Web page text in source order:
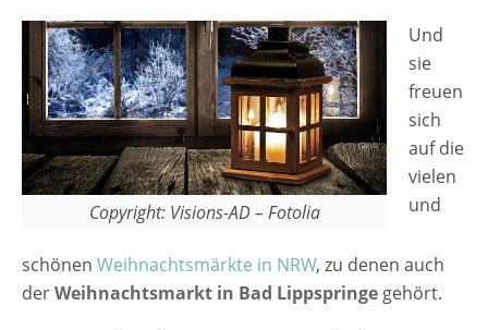
am 1. Advent stattfindet. Die Düfte nach
Glühwein und Spekulatius liegen über Markt
und begleiten die Besucher auf ihrem Weg
entlang der Buden und Stände. Ein
vielfältiges Angebot an Speisen und
Getränken wartet darauf, hungrige und
verwöhnte Mägen zu beglücken. Mit
Kunstgewerbe, handwerklichen und
individuellen Geschenkideen bieten die
Händler ein vielseitiges und anspruchsvolles
Copyright: Visions-AD – Fotolia
Und
sie
freuen
sich
auf die
vielen
und
schönen Weihnachtsmärkte in NRW, zu denen auch
derWeihnachtsmarkt in Bad Lippspringe gehört.